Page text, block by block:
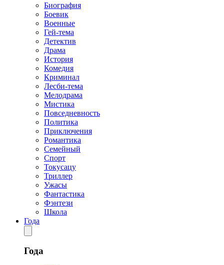
Биография
Боевик
Военные
Гей-тема
Детектив
Драма
История
Комедия
Криминал
Лесби-тема
Мелодрама
Мистика
Повседневность
Политика
Приключения
Романтика
Семейный
Спорт
Токусацу
Триллер
Ужасы
Фантастика
Фэнтези
Школа
Года
Года